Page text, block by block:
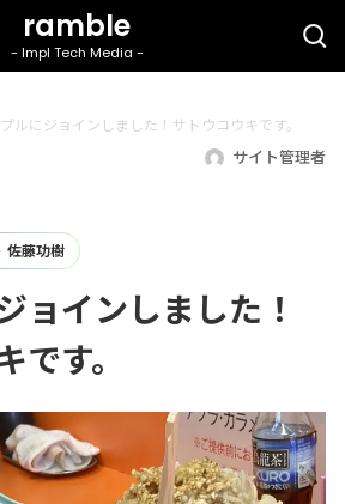
ルにジョインしました！サトウコウキです。
サイト管理者
佐藤功樹
ョインしました！
です。